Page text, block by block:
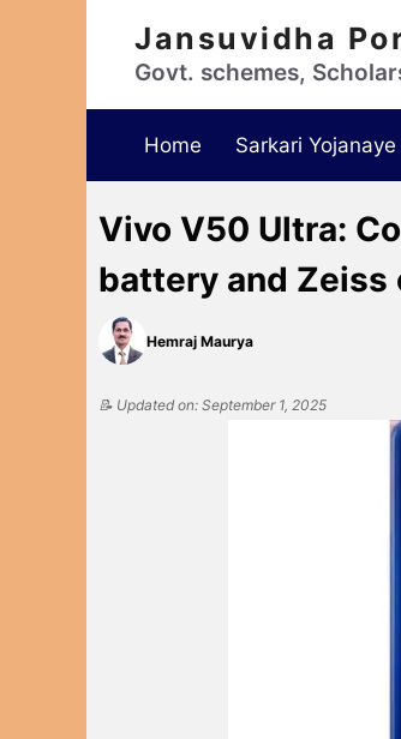
Jansuvidha
Govt. schemes,
Home Sarkari Yojanaye
Vivo V50 Ultra:
battery and Zeiss
Hemraj Maurya
📝 Updated on: September 1, 2025